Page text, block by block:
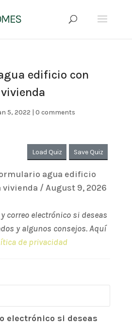
edificio con
5, 2022 | 0 comments
Load Quiz Save Quiz
agua edificio
vivienda / August 9, 2026
correo electrónico si deseas
y algunos consejos. Aquí
de privacidad
electrónico si deseas